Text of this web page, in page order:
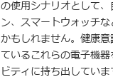
の使用シナリオとして
ン、スマートウォッチ
かもしれません。健康
ているこれらの電子機
ビティに持ち出してい